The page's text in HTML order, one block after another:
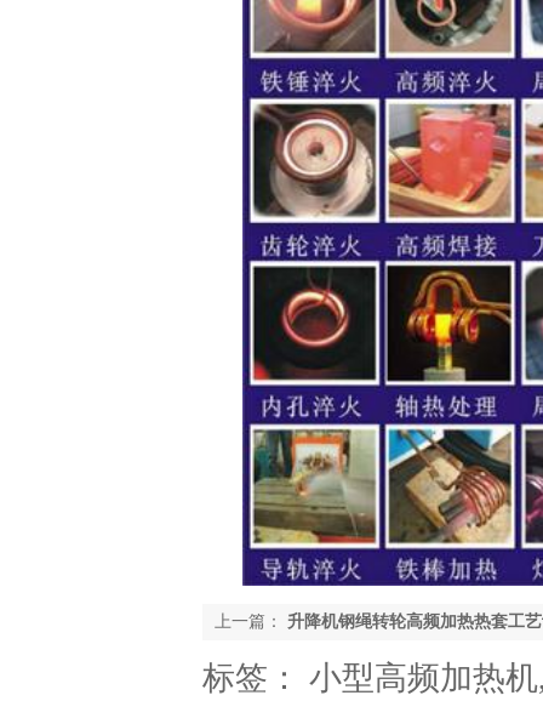
上一篇： 升降机钢绳转轮高频加热热套工
标签： 小型高频加热机